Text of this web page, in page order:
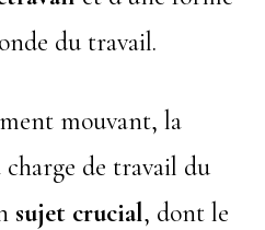
du travail.
mouvant, la
de travail du
sujet crucial, dont le